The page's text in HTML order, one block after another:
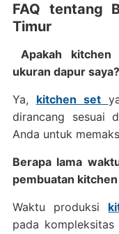
FAQ tentang
Timur
Apakah kitchen
ukuran dapur saya?
Ya, kitchen set
dirancang sesuai
Anda untuk
Berapa lama
pembuatan
Waktu produksi
pada